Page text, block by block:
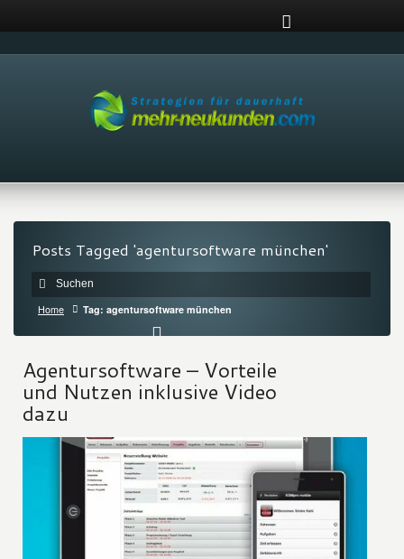
Posts Tagged 'agentursoftware münchen'
Home Tag: agentursoftware münchen
Agentursoftware – Vorteile
und Nutzen inklusive Video
dazu